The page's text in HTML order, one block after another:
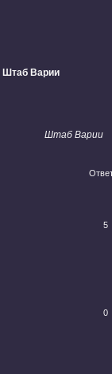
Штаб Варии
Штаб Варии
5
0